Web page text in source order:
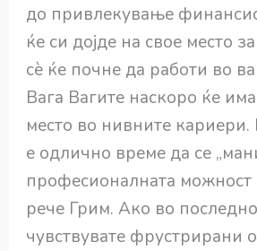
до привлекување
ќе си дојде на свое место
сè ќе почне да работи во
Вага Вагите наскоро ќе
место во нивните кариери.
е одлично време да се
професионалната можност
рече Грим. Ако во
чувствувате фрустрирани